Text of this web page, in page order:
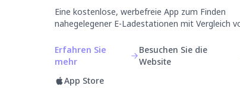
Eine kostenlose, werbefreie App zum Finden
nahegelegener E-Ladestationen mit Vergleich
Nichtmitgliedspreisen sowie Live-Verfügbarkeit.
Erfahren Sie
mehr
Besuchen Sie die
Website
App Store